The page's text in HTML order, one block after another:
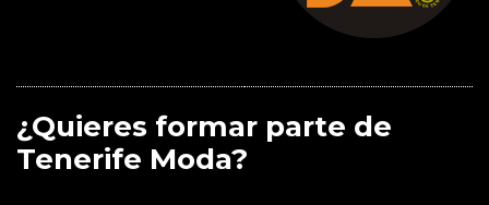
¿Quieres formar parte de
Tenerife Moda?